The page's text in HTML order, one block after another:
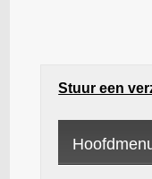
Stuur een